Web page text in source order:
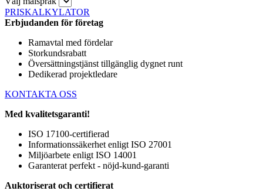
PRISKALKYLATOR
Erbjudanden för företag
Ramavtal med fördelar
Storkundsrabatt
Översättningstjänst tillgänglig dygnet runt
Dedikerad projektledare
KONTAKTA OSS
Med kvalitetsgaranti!
ISO 17100-certifierad
Informationssäkerhet enligt ISO 27001
Miljöarbete enligt ISO 14001
Garanterat perfekt - nöjd-kund-garanti
Auktoriserat och certifierat